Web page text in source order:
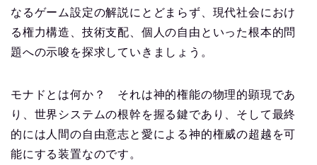
なるゲーム設定の解説にとどまらず、現代社会におけ
る権力構造、技術支配、個人の自由といった根本的問
題への示唆を探求していきましょう。
モナドとは何か？ それは神的権能の物理的顕現であ
り、世界システムの根幹を握る鍵であり、そして最終
的には人間の自由意志と愛による神的権威の超越を可
能にする装置なのです。